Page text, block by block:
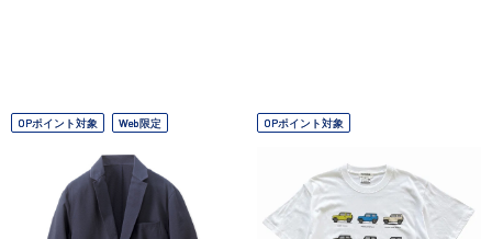
OPポイント対象 Web限定 OPポイント対象